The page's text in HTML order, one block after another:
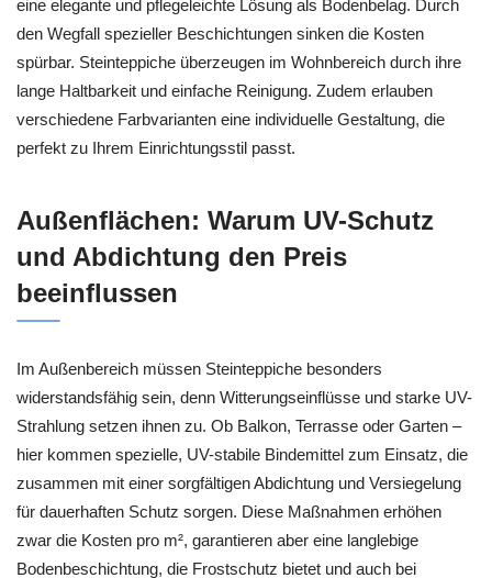
eine elegante und pflegeleichte Lösung als Bodenbelag. Durch
den Wegfall spezieller Beschichtungen sinken die Kosten
spürbar. Steinteppiche überzeugen im Wohnbereich durch ihre
lange Haltbarkeit und einfache Reinigung. Zudem erlauben
verschiedene Farbvarianten eine individuelle Gestaltung, die
perfekt zu Ihrem Einrichtungsstil passt.
Außenflächen: Warum UV-Schutz
und Abdichtung den Preis
beeinflussen
Im Außenbereich müssen Steinteppiche besonders
widerstandsfähig sein, denn Witterungseinflüsse und starke UV-
Strahlung setzen ihnen zu. Ob Balkon, Terrasse oder Garten –
hier kommen spezielle, UV-stabile Bindemittel zum Einsatz, die
zusammen mit einer sorgfältigen Abdichtung und Versiegelung
für dauerhaften Schutz sorgen. Diese Maßnahmen erhöhen
zwar die Kosten pro m², garantieren aber eine langlebige
Bodenbeschichtung, die Frostschutz bietet und auch bei